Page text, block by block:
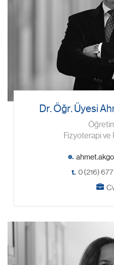
Dr. Öğr. Üyesi
Fizyoterapi ve
e.
t. 0 (216)